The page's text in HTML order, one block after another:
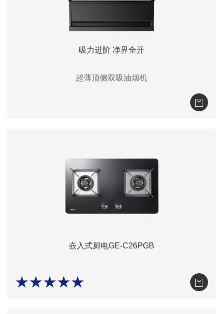
吸力进阶 净界全开
超薄顶侧双吸油烟机
嵌入式厨电GE-C26PGB
★★★★★